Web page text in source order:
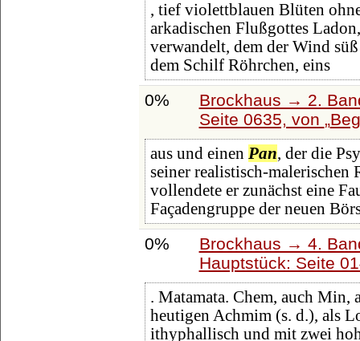
, tief violettblauen Blüten
arkadischen Flußgottes
verwandelt, dem der Wind
dem Schilf Röhrchen, eins
0%
Brockhaus → 2.
Seite 0635, von
aus und einen Pan, der die
seiner realistisch-
vollendete er zunächst eine
Façadengruppe der neuen
0%
Brockhaus → 4.
Hauptstück: Seite
. Matamata. Chem, auch Min,
heutigen Achmim (s. d.), als
ithyphallisch und mit zwei